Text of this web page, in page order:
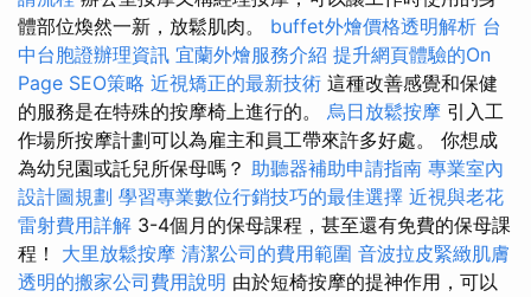
體部位煥然一新，放鬆肌肉。 buffet外燴價格透明解析 台
中台胞證辦理資訊 宜蘭外燴服務介紹 提升網頁體驗的On
Page SEO策略 近視矯正的最新技術 這種改善感覺和保健
的服務是在特殊的按摩椅上進行的。 烏日放鬆按摩 引入工
作場所按摩計劃可以為雇主和員工帶來許多好處。 你想成
為幼兒園或託兒所保母嗎？ 助聽器補助申請指南 專業室內
設計圖規劃 學習專業數位行銷技巧的最佳選擇 近視與老花
雷射費用詳解 3-4個月的保母課程，甚至還有免費的保母課
程！ 大里放鬆按摩 清潔公司的費用範圍 音波拉皮緊緻肌膚
透明的搬家公司費用說明 由於短椅按摩的提神作用，可以